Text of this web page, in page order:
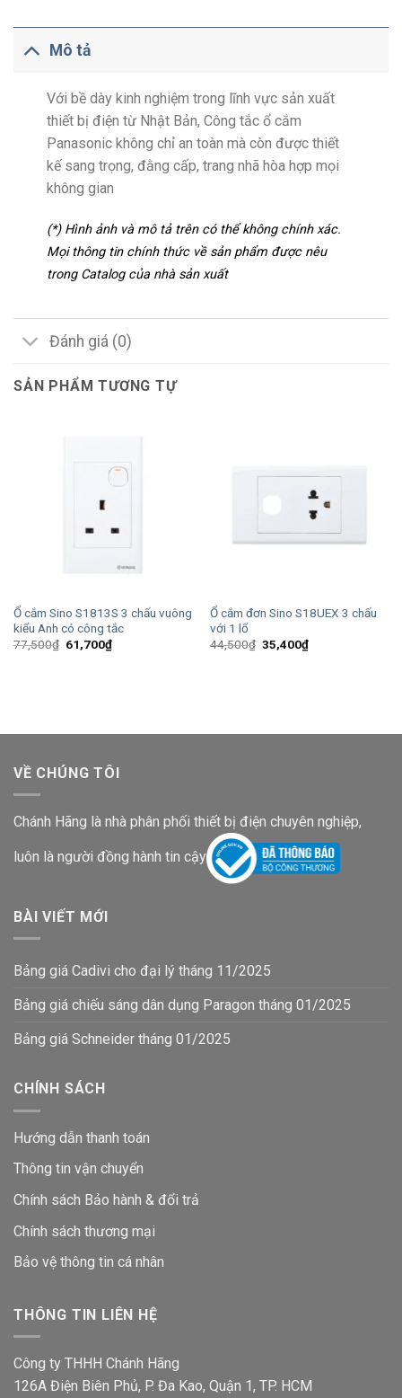
Mô tả
Với bề dày kinh nghiệm trong lĩnh vực sản xuất
thiết bị điện từ Nhật Bản, Công tắc ổ cắm
Panasonic không chỉ an toàn mà còn được thiết
kế sang trọng, đằng cấp, trang nhã hòa hợp mọi
không gian
(*) Hình ảnh và mô tả trên có thể không chính xác.
Mọi thông tin chính thức về sản phẩm được nêu
trong Catalog của nhà sản xuất
Đánh giá (0)
SẢN PHẨM TƯƠNG TỰ
Ổ cắm Sino S1813S 3 chấu vuông
kiểu Anh có công tắc
77,500₫ Giá
gốc
61,700₫Giá
hiện
Ổ cắm đơn Sino S18UEX 3 chấu
với 1 lổ
44,500₫ Giá
gốc
35,400₫Giá
hiện
VỀ CHÚNG TÔI
Chánh Hãng là nhà phân phối thiết bị điện chuyên nghiệp,
luôn là người đồng hành tin cậy
BÀI VIẾT MỚI
Bảng giá Cadivi cho đại lý tháng 11/2025
Bảng giá chiếu sáng dân dụng Paragon tháng 01/2025
Bảng giá Schneider tháng 01/2025
CHÍNH SÁCH
Hướng dẫn thanh toán
Thông tin vận chuyển
Chính sách Bảo hành & đổi trả
Chính sách thương mại
Bảo vệ thông tin cá nhân
THÔNG TIN LIÊN HỆ
Công ty THHH Chánh Hãng
126A Điện Biên Phủ, P. Đa Kao, Quận 1, TP. HCM